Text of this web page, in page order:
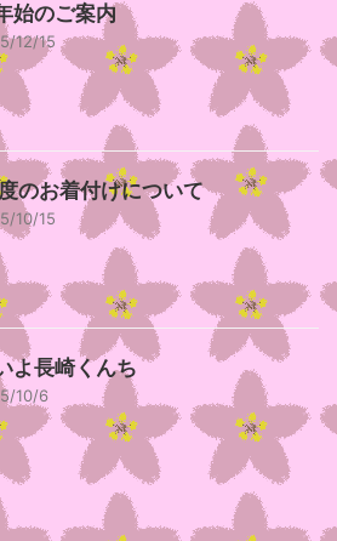
始のご案内
12/15
のお着付けについて
10/15
よ長崎くんち
10/6